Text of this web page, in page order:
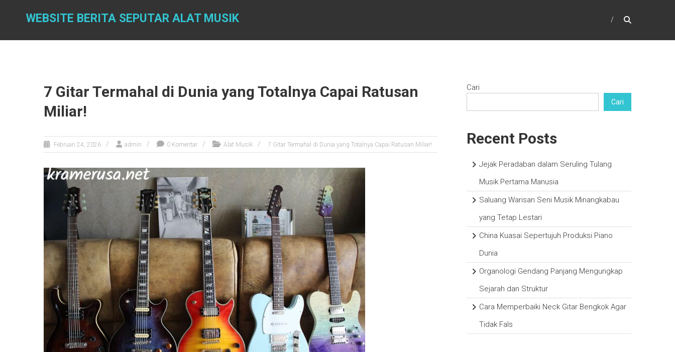
WEBSITE BERITA SEPUTAR ALAT MUSIK
7 Gitar Termahal di Dunia yang Totalnya Capai Ratusan
Miliar!
Februari 24, 2026 admin 0 Komentar Alat Musik 7 Gitar Termahal di Dunia yang Totalnya Capai Ratusan Miliar!
Cari
Cari
Recent Posts
Jejak Peradaban dalam Seruling Tulang
Musik Pertama Manusia
Saluang Warisan Seni Musik Minangkabau
yang Tetap Lestari
China Kuasai Sepertujuh Produksi Piano
Dunia
Organologi Gendang Panjang Mengungkap
Sejarah dan Struktur
Cara Memperbaiki Neck Gitar Bengkok Agar
Tidak Fals